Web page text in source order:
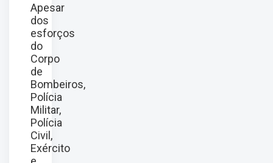
Apesar
dos
esforços
do
Corpo
de
Bombeiros,
Polícia
Militar,
Polícia
Civil,
Exército